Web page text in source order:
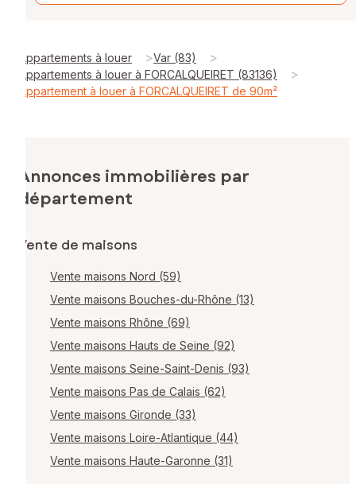
Appartements à louer >Var (83) >
Appartements à louer à FORCALQUEIRET (83136) >
Appartement à louer à FORCALQUEIRET de 90m²
Annonces immobilières par
département
Vente de maisons
Vente maisons Nord (59)
Vente maisons Bouches-du-Rhône (13)
Vente maisons Rhône (69)
Vente maisons Hauts de Seine (92)
Vente maisons Seine-Saint-Denis (93)
Vente maisons Pas de Calais (62)
Vente maisons Gironde (33)
Vente maisons Loire-Atlantique (44)
Vente maisons Haute-Garonne (31)